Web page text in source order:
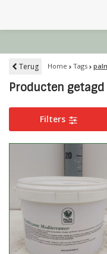
Terug Home Tags
Producten
Filters